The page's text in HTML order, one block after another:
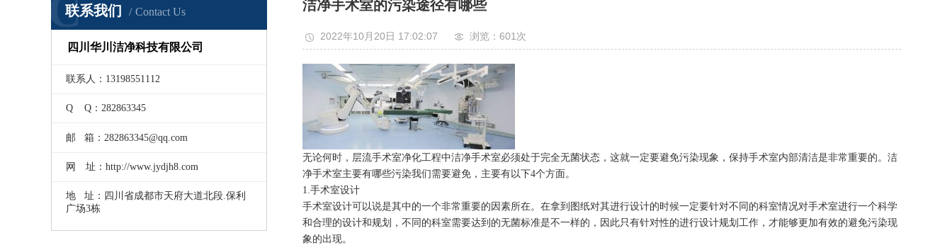
联系我们 Contact Us
四川华川洁净科技有限公司
联系人：13198551112
Q Q：282863345
邮 箱：282863345@qq.com
网 址：http://www.jydjh8.com
地 址：四川省成都市天府大道北段.保利
广场3栋
洁净手术室的污染途径有哪些
2022年10月20日 17:02:07 浏览：601 次
无论何时，层流手术室净化工程中洁净手术室必须处于完全无菌状态，这就一定要避免污染现象，保持手术室内部清洁是非常重要的。洁
净手术室主要有哪些污染我们需要避免，主要有以下4个方面。
1.手术室设计
手术室设计可以说是其中的一个非常重要的因素所在。在拿到图纸对其进行设计的时候一定要针对不同的科室情况对手术室进行一个科学
和合理的设计和规划，不同的科室需要达到的无菌标准是不一样的，因此只有针对性的进行设计规划工作，才能够更加有效的避免污染现
象的出现。